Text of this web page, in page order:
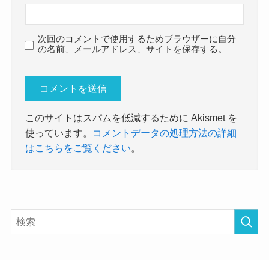
次回のコメントで使用するためブラウザーに自分
の名前、メールアドレス、サイトを保存する。
このサイトはスパムを低減するために Akismet を
使っています。
コメントデータの処理方法の詳細
はこちらをご覧ください。